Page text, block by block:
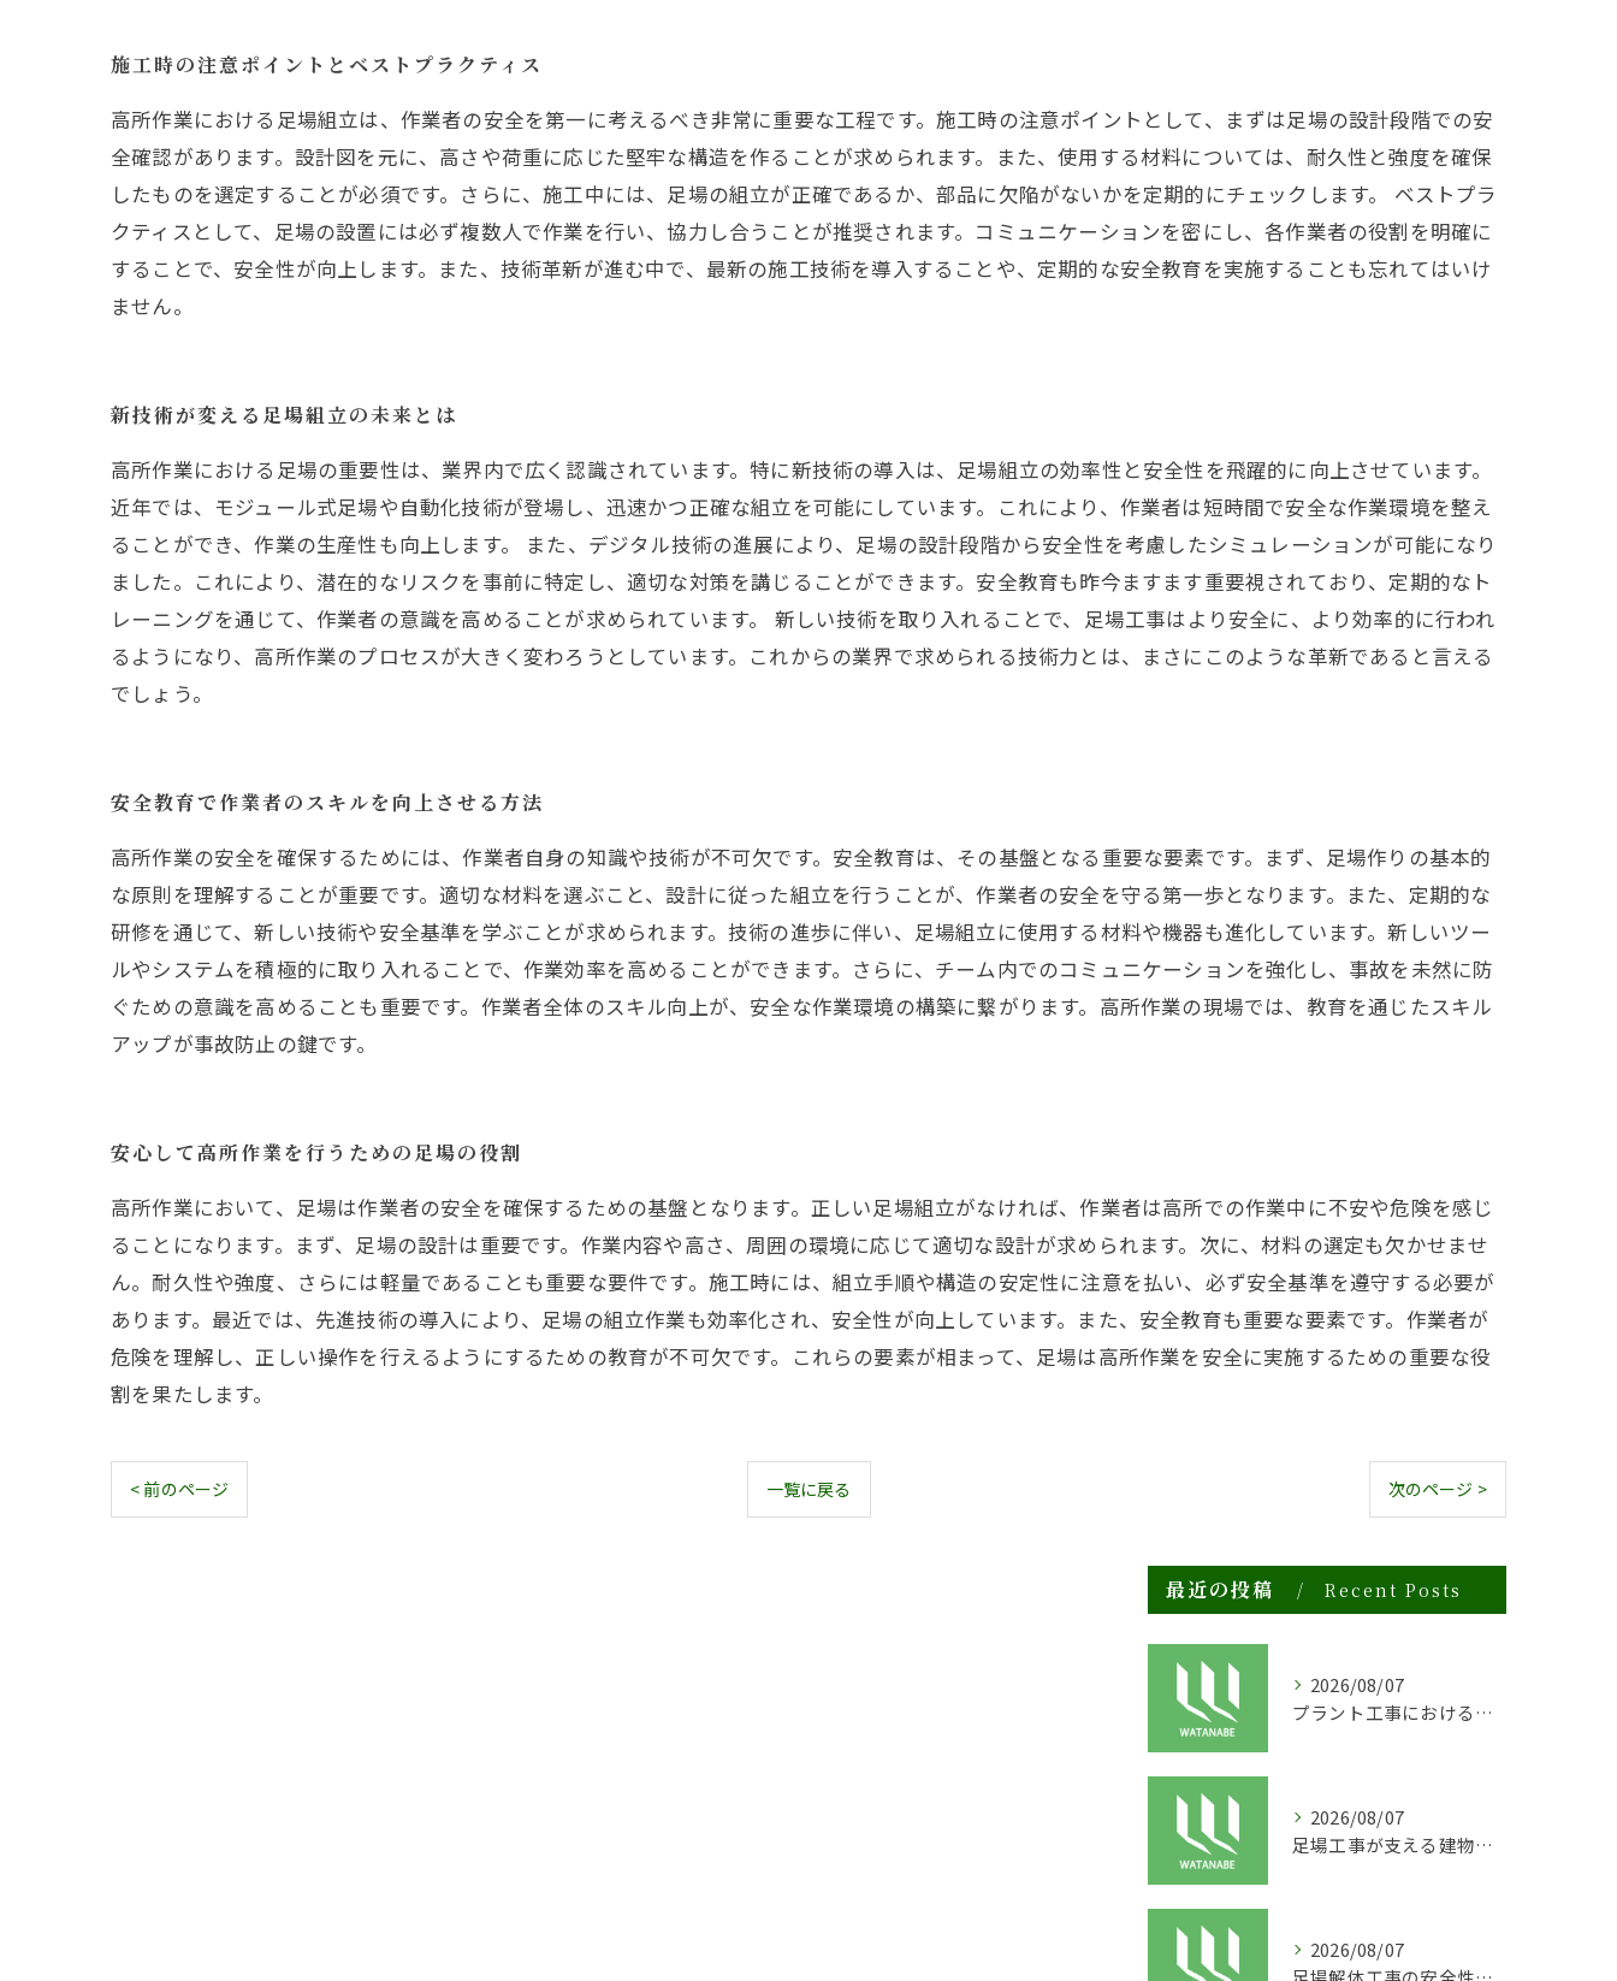
施工時の注意ポイントとベストプラクティス
高所作業における足場組立は、作業者の安全を第一に考えるべき非常に重要な工程です。施工時の注意ポイントとして、まずは足場の設計段階での安
全確認があります。設計図を元に、高さや荷重に応じた堅牢な構造を作ることが求められます。また、使用する材料については、耐久性と強度を確保
したものを選定することが必須です。さらに、施工中には、足場の組立が正確であるか、部品に欠陥がないかを定期的にチェックします。 ベストプラ
クティスとして、足場の設置には必ず複数人で作業を行い、協力し合うことが推奨されます。コミュニケーションを密にし、各作業者の役割を明確に
することで、安全性が向上します。また、技術革新が進む中で、最新の施工技術を導入することや、定期的な安全教育を実施することも忘れてはいけ
ません。
新技術が変える足場組立の未来とは
高所作業における足場の重要性は、業界内で広く認識されています。特に新技術の導入は、足場組立の効率性と安全性を飛躍的に向上させています。
近年では、モジュール式足場や自動化技術が登場し、迅速かつ正確な組立を可能にしています。これにより、作業者は短時間で安全な作業環境を整え
ることができ、作業の生産性も向上します。 また、デジタル技術の進展により、足場の設計段階から安全性を考慮したシミュレーションが可能になり
ました。これにより、潜在的なリスクを事前に特定し、適切な対策を講じることができます。安全教育も昨今ますます重要視されており、定期的なト
レーニングを通じて、作業者の意識を高めることが求められています。 新しい技術を取り入れることで、足場工事はより安全に、より効率的に行われ
るようになり、高所作業のプロセスが大きく変わろうとしています。これからの業界で求められる技術力とは、まさにこのような革新であると言える
でしょう。
安全教育で作業者のスキルを向上させる方法
高所作業の安全を確保するためには、作業者自身の知識や技術が不可欠です。安全教育は、その基盤となる重要な要素です。まず、足場作りの基本的
な原則を理解することが重要です。適切な材料を選ぶこと、設計に従った組立を行うことが、作業者の安全を守る第一歩となります。また、定期的な
研修を通じて、新しい技術や安全基準を学ぶことが求められます。技術の進歩に伴い、足場組立に使用する材料や機器も進化しています。新しいツー
ルやシステムを積極的に取り入れることで、作業効率を高めることができます。さらに、チーム内でのコミュニケーションを強化し、事故を未然に防
ぐための意識を高めることも重要です。作業者全体のスキル向上が、安全な作業環境の構築に繋がります。高所作業の現場では、教育を通じたスキル
アップが事故防止の鍵です。
安心して高所作業を行うための足場の役割
高所作業において、足場は作業者の安全を確保するための基盤となります。正しい足場組立がなければ、作業者は高所での作業中に不安や危険を感じ
ることになります。まず、足場の設計は重要です。作業内容や高さ、周囲の環境に応じて適切な設計が求められます。次に、材料の選定も欠かせませ
ん。耐久性や強度、さらには軽量であることも重要な要件です。施工時には、組立手順や構造の安定性に注意を払い、必ず安全基準を遵守する必要が
あります。最近では、先進技術の導入により、足場の組立作業も効率化され、安全性が向上しています。また、安全教育も重要な要素です。作業者が
危険を理解し、正しい操作を行えるようにするための教育が不可欠です。これらの要素が相まって、足場は高所作業を安全に実施するための重要な役
割を果たします。
< 前のページ 一覧に戻る 次のページ >
最近の投稿 Recent Posts
2026/08/07
プラント工事における足場工事の安全対策と施工の重要性
2026/08/07
足場工事が支える建物の長寿命化と外装塗装の重要性
2026/08/07